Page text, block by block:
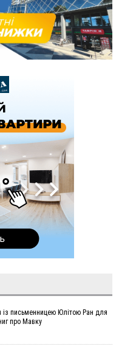
спеку за всю історію
важливо розпочати
до 5 років
для "Оберегу" дані про
інший керманич,
— справу закрили
Яремче 6 серпня
на Прикарпатті
малолітньої
селищної ради
дощ на Прикарпатті
та Львівщини
830 млн
наругу над могилою УПА
НПЗ та кораблі
із письменницею Юлітою Ран для
про Мавку